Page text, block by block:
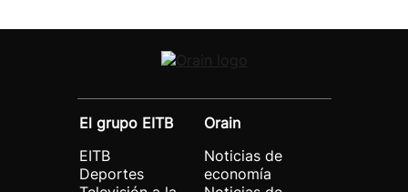
El grupo EITB
EITB
Deportes
Orain
Noticias de
economía